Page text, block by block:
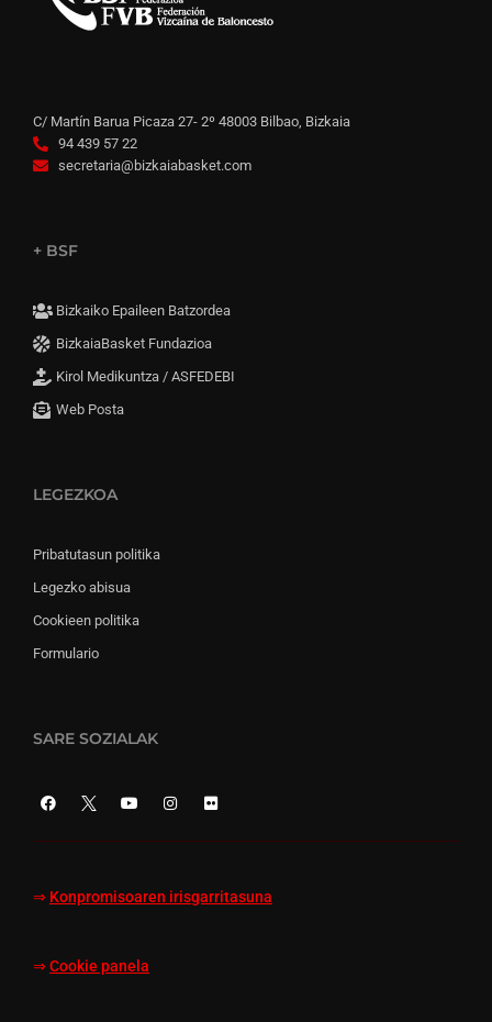
C/ Martín Barua Picaza 27- 2º 48003 Bilbao, Bizkaia
94 439 57 22
secretaria@bizkaiabasket.com
+ BSF
Bizkaiko Epaileen Batzordea
BizkaiaBasket Fundazioa
Kirol Medikuntza / ASFEDEBI
Web Posta
LEGEZKOA
Pribatutasun politika
Legezko abisua
Cookieen politika
Formulario
SARE SOZIALAK
⇒ Konpromisoaren irisgarritasuna
⇒ Cookie panela